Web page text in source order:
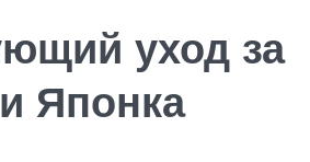
уход за
Японка